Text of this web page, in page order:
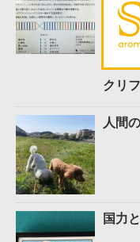
クリ
人間
国力